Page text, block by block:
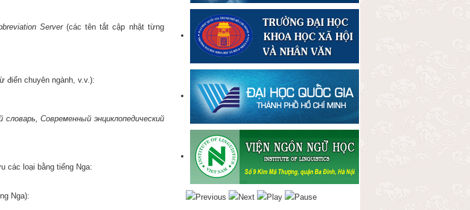
Server (các tên tắt cập nhật từng
điển chuyên ngành, v.v.):
словарь, Современный энциклопедический
các loại bằng tiếng Nga:
Nga):